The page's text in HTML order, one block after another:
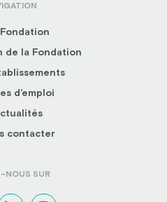
de la Fondation
d’emploi
contacter
NOUS SUR